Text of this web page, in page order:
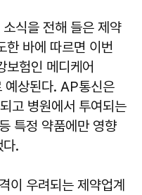
식을 전해 들은 제약
한 바에 따르면 이번
보험인 메디케어
상된다. AP통신은
고 병원에서 투여되는
특정 약품에만 영향
.
이 우려되는 제약업계